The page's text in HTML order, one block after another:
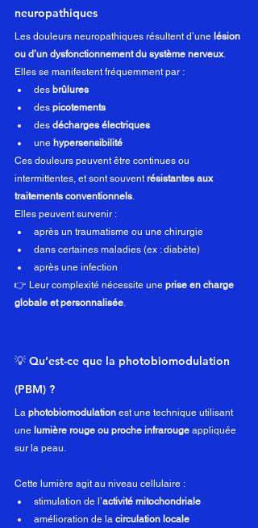
neuropathiques
Les douleurs neuropathiques résultent d’une lésion
ou d’un dysfonctionnement du système nerveux.
Elles se manifestent fréquemment par :
des brûlures
des picotements
des décharges électriques
une hypersensibilité
Ces douleurs peuvent être continues ou
intermittentes, et sont souvent résistantes aux
traitements conventionnels.
Elles peuvent survenir :
après un traumatisme ou une chirurgie
dans certaines maladies (ex : diabète)
après une infection
👉 Leur complexité nécessite une prise en charge
globale et personnalisée.
💡 Qu’est-ce que la photobiomodulation
(PBM) ?
La photobiomodulation est une technique utilisant
une lumière rouge ou proche infrarouge appliquée
sur la peau.
Cette lumière agit au niveau cellulaire :
stimulation de l’activité mitochondriale
amélioration de la circulation locale